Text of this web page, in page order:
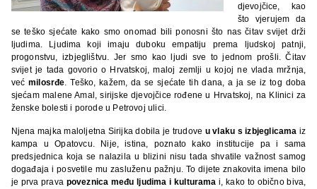
djevojčice, kao
što vjerujem da
se teško sjećate kako smo onomad bili ponosni što nas čitav svijet drži
ljudima. Ljudima koji imaju duboku empatiju prema ljudskoj patnji,
progonstvu, izbjeglištvu. Jer smo kao ljudi sve to jednom prošli. Čitav
svijet je tada govorio o Hrvatskoj, maloj zemlji u kojoj ne vlada mržnja,
već milosrđe . Teško, kažem, da se sjećate tih dana, a ja se iz tog doba
sjećam malene Amal, sirijske djevojčice rođene u Hrvatskoj, na Klinici za
ženske bolesti i porode u Petrovoj ulici.
Njena majka maloljetna Sirijka dobila je trudove u vlaku s izbjeglicama iz
kampa u Opatovcu. Nije, istina, poznato kako institucije pa i sama
predsjednica koja se nalazila u blizini nisu tada shvatile važnost samog
događaja i posvetile mu zasluženu pažnju. To dijete znakovita imena bilo
je prva prava poveznica među ljudima i kulturama i, kako to obično biva,